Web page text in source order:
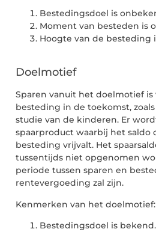
Bestedingsdoel is
Moment van besteden is
Hoogte van de besteding
Doelmotief
Sparen vanuit het doelmotief
besteding in de toekomst,
studie van de kinderen. Er
spaarproduct waarbij het saldo
besteding vrijvalt. Het
tussentijds niet opgenomen
periode tussen sparen en
rentevergoeding zal zijn.
Kenmerken van het doelmotief:
Bestedingsdoel is bekend.